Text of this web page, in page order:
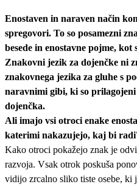
Enostaven in naraven način
spregovori. To so posamezni
besede in enostavne pojme, kot
Znakovni jezik za dojenčke ni
znakovnega jezika za gluhe s
naravnimi gibi, ki so
dojenčka.
Ali imajo vsi otroci enake
katerimi nakazujejo, kaj bi
Kako otroci pokažejo znak je
razvoja. Vsak otrok poskuša
vidijo zrcalno sliko tiste osebe, ki